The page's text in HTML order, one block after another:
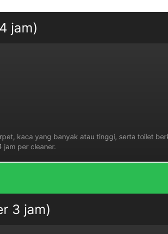
jam)
kaca yang banyak atau tinggi, serta toilet
jam per cleaner.
3 jam)